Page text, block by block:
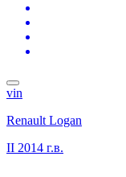
vin
Renault Logan
II 2014 г.в.